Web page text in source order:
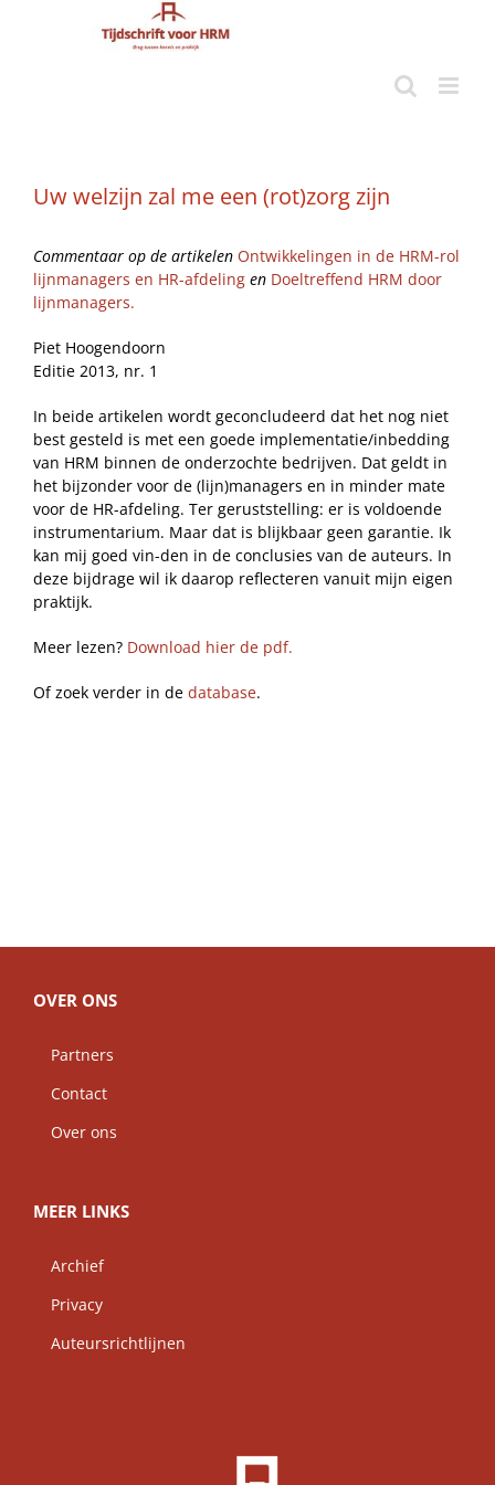
Uw welzijn zal me een (rot)zorg zijn
Commentaar op de artikelen Ontwikkelingen in de HRM-rol
lijnmanagers en HR-afdeling en Doeltreffend HRM door
lijnmanagers.
Piet Hoogendoorn
Editie 2013, nr. 1
In beide artikelen wordt geconcludeerd dat het nog niet
best gesteld is met een goede implementatie/inbedding
van HRM binnen de onderzochte bedrijven. Dat geldt in
het bijzonder voor de (lijn)managers en in minder mate
voor de HR-afdeling. Ter geruststelling: er is voldoende
instrumentarium. Maar dat is blijkbaar geen garantie. Ik
kan mij goed vin-den in de conclusies van de auteurs. In
deze bijdrage wil ik daarop reflecteren vanuit mijn eigen
praktijk.
Meer lezen? Download hier de pdf.
Of zoek verder in de database.
OVER ONS
Partners
Contact
Over ons
MEER LINKS
Archief
Privacy
Auteursrichtlijnen